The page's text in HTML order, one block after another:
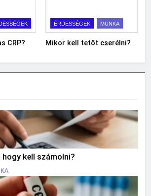
CRP?
ÉRDESSÉGEK MUNKA
Mikor kell tetőt cserélni?
kell számolni?